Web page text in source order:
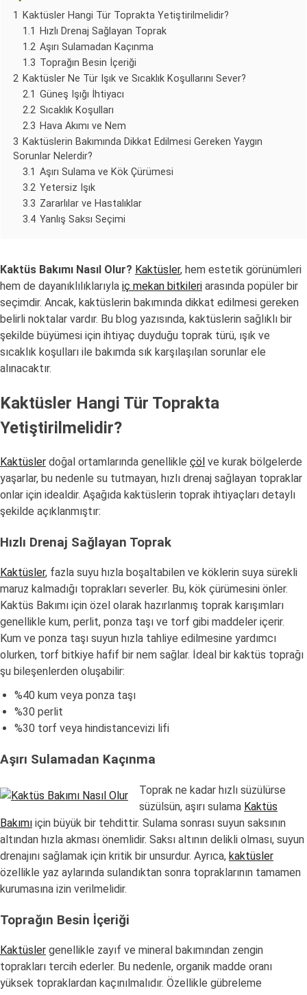
1
Kaktüsler Hangi Tür Toprakta Yetiştirilmelidir?
1.1
Hızlı Drenaj Sağlayan Toprak
1.2 Aşırı Sulamadan Kaçınma
1.3 Toprağın Besin İçeriği
2 Kaktüsler Ne Tür Işık ve Sıcaklık Koşullarını Sever?
2.1 Güneş Işığı İhtiyacı
2.2 Sıcaklık Koşulları
2.3 Hava Akımı ve Nem
3 Kaktüslerin Bakımında Dikkat Edilmesi Gereken Yaygın
Sorunlar Nelerdir?
3.1 Aşırı Sulama ve Kök Çürümesi
3.2 Yetersiz Işık
3.3 Zararlılar ve Hastalıklar
3.4 Yanlış Saksı Seçimi
Kaktüs Bakımı Nasıl Olur? Kaktüsler, hem estetik görünümleri
hem de dayanıklılıklarıyla iç mekan bitkileri arasında popüler bir
seçimdir. Ancak, kaktüslerin bakımında dikkat edilmesi gereken
belirli noktalar vardır. Bu blog yazısında, kaktüslerin sağlıklı bir
şekilde büyümesi için ihtiyaç duyduğu toprak türü, ışık ve
sıcaklık koşulları ile bakımda sık karşılaşılan sorunlar ele
alınacaktır.
Kaktüsler Hangi Tür Toprakta
Yetiştirilmelidir?
Kaktüsler doğal ortamlarında genellikle çöl ve kurak bölgelerde
yaşarlar, bu nedenle su tutmayan, hızlı drenaj sağlayan topraklar
onlar için idealdir. Aşağıda kaktüslerin toprak ihtiyaçları detaylı
şekilde açıklanmıştır:
Hızlı Drenaj Sağlayan Toprak
Kaktüsler, fazla suyu hızla boşaltabilen ve köklerin suya sürekli
maruz kalmadığı toprakları severler. Bu, kök çürümesini önler.
Kaktüs Bakımı için özel olarak hazırlanmış toprak karışımları
genellikle kum, perlit, ponza taşı ve torf gibi maddeler içerir.
Kum ve ponza taşı suyun hızla tahliye edilmesine yardımcı
olurken, torf bitkiye hafif bir nem sağlar. İdeal bir kaktüs toprağı
şu bileşenlerden oluşabilir:
%40 kum veya ponza taşı
%30 perlit
%30 torf veya hindistancevizi lifi
Aşırı Sulamadan Kaçınma
Toprak ne kadar hızlı süzülürse
süzülsün, aşırı sulama Kaktüs
Bakımı için büyük bir tehdittir. Sulama sonrası suyun saksının
altından hızla akması önemlidir. Saksı altının delikli olması, suyun
drenajını sağlamak için kritik bir unsurdur. Ayrıca, kaktüsler
özellikle yaz aylarında sulandıktan sonra topraklarının tamamen
kurumasına izin verilmelidir.
Toprağın Besin İçeriği
Kaktüsler genellikle zayıf ve mineral bakımından zengin
toprakları tercih ederler. Bu nedenle, organik madde oranı
yüksek topraklardan kaçınılmalıdır. Özellikle gübreleme